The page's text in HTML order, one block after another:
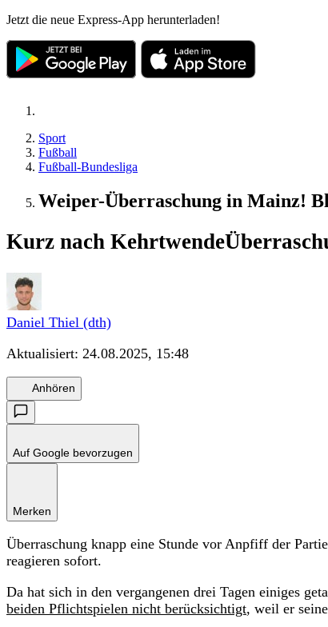
Jetzt die neue Express-App herunterladen!
Sport
Fußball
Fußball-Bundesliga
Weiper-Überraschung in Mainz!
Kurz nach Kehrtwende
Daniel Thiel (dth)
Aktualisiert: 24.08.2025, 15:48
Anhören
Auf Google bevorzugen
Merken
Überraschung knapp eine Stunde vor Anpfiff der
reagieren sofort.
Da hat sich in den vergangenen drei Tagen einiges
beiden Pflichtspielen nicht berücksichtigt, weil er